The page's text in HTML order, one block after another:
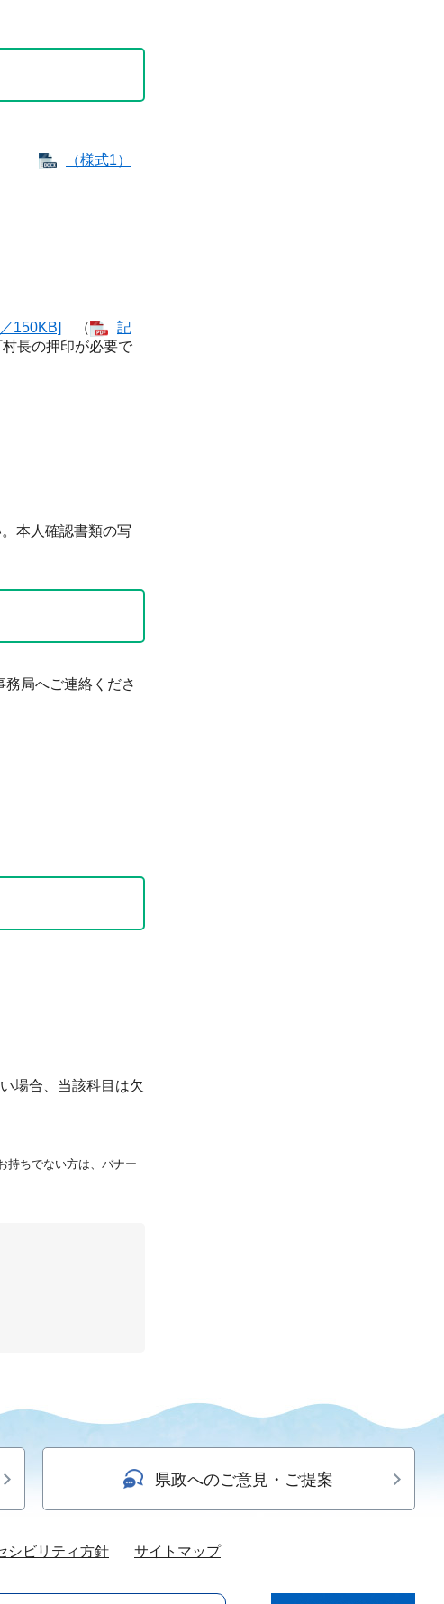
（様式1）
150KB] （
記
長の押印が必要で
本人確認書類の写
局へご連絡くださ
場合、当該科目は欠
持ちでない方は、バナー
県政へのご意見・ご提案
シビリティ方針 サイトマップ